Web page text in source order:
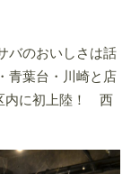
バのおいしさは話
青葉台・川崎と店
内に初上陸！ 西